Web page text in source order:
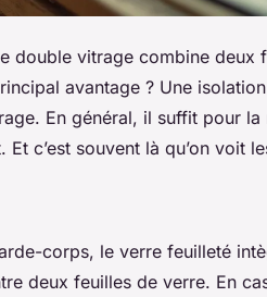
double vitrage combine deux
avantage ? Une isolation
En général, il suffit pour la
c’est souvent là qu’on voit
corps, le verre feuilleté
deux feuilles de verre. En